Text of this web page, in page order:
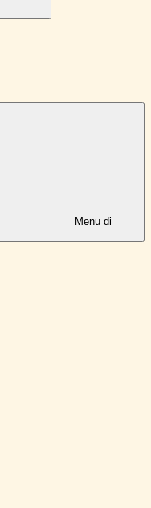
Menu di